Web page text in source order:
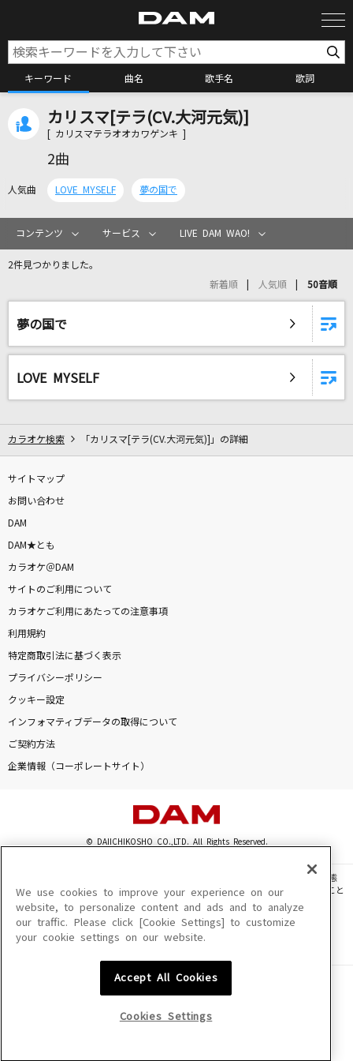
キーワード 曲名 歌手名 歌詞
カラオケ検索
カラオケリクエスト
ダーリン
Mrs. GREEN APPLE
back number
大人になれば
小沢健二
プシ
是非に及ばず
乃木坂46
Subtitle
Official髭男dism
平熱
Mr.Children
カラオケ最新情報をチェック！
カリスマ[テラ(CV.大河元気)]
[ カリスマテラオオカワゲンキ ]
2曲
人気曲 LOVE MYSELF 夢の国で
コンテンツ サービス LIVE DAM WAO!
2件見つかりました。
新着順 人気順 50音順
夢の国で
LOVE MYSELF
カラオケ検索 「カリスマ[テラ(CV.大河元気)]」の詳細
サイトマップ
お問い合わせ
DAM
DAM★とも
カラオケ＠DAM
サイトのご利用について
カラオケご利用にあたっての注意事項
利用規約
特定商取引法に基づく表示
プライバシーポリシー
クッキー設定
インフォマティブデータの取得について
ご契約方法
企業情報（コーポレートサイト）
© DAIICHIKOSHO CO.,LTD. All Rights Reserved.
このサイトに掲載されている一切の文章・画像・写真・動画・音声等を、手段や形態
を問わず、著作権法の定める範囲を超えて無断で複製、転載、ファイル化などすること
を禁じます。
楽曲及びコンテンツは、機種によりご利用いただけない場合があります。
楽曲及びコンテンツの配信日、配信内容が変更になる場合があります。
We use cookies to improve your experience on our
website, to personalize content and ads and to analyze
our traffic. Please click [Cookie Settings] to customize
your cookie settings on our website.
Accept All Cookies
Cookies Settings